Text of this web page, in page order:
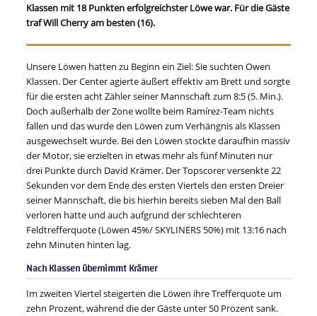
Klassen mit 18 Punkten erfolgreichster Löwe war. Für die Gäste
traf Will Cherry am besten (16).
Unsere Löwen hatten zu Beginn ein Ziel: Sie suchten Owen
Klassen. Der Center agierte äußert effektiv am Brett und sorgte
für die ersten acht Zähler seiner Mannschaft zum 8:5 (5. Min.).
Doch außerhalb der Zone wollte beim Ramírez-Team nichts
fallen und das wurde den Löwen zum Verhängnis als Klassen
ausgewechselt wurde. Bei den Löwen stockte daraufhin massiv
der Motor, sie erzielten in etwas mehr als fünf Minuten nur
drei Punkte durch David Krämer. Der Topscorer versenkte 22
Sekunden vor dem Ende des ersten Viertels den ersten Dreier
seiner Mannschaft, die bis hierhin bereits sieben Mal den Ball
verloren hatte und auch aufgrund der schlechteren
Feldtrefferquote (Löwen 45%/ SKYLINERS 50%) mit 13:16 nach
zehn Minuten hinten lag.
Nach Klassen übernimmt Krämer
Im zweiten Viertel steigerten die Löwen ihre Trefferquote um
zehn Prozent, während die der Gäste unter 50 Prozent sank.